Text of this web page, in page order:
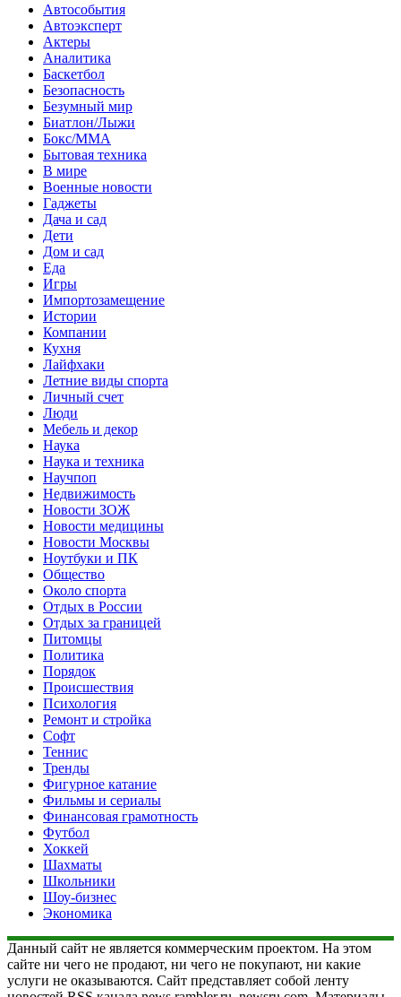
Автособытия
Автоэксперт
Актеры
Аналитика
Баскетбол
Безопасность
Безумный мир
Биатлон/Лыжи
Бокс/MMA
Бытовая техника
В мире
Военные новости
Гаджеты
Дача и сад
Дети
Дом и сад
Еда
Игры
Импортозамещение
Истории
Компании
Кухня
Лайфхаки
Летние виды спорта
Личный счет
Люди
Мебель и декор
Наука
Наука и техника
Научпоп
Недвижимость
Новости ЗОЖ
Новости медицины
Новости Москвы
Ноутбуки и ПК
Общество
Около спорта
Отдых в России
Отдых за границей
Питомцы
Политика
Порядок
Происшествия
Психология
Ремонт и стройка
Софт
Теннис
Тренды
Фигурное катание
Фильмы и сериалы
Финансовая грамотность
Футбол
Хоккей
Шахматы
Школьники
Шоу-бизнес
Экономика
Данный сайт не является коммерческим проектом. На этом
сайте ни чего не продают, ни чего не покупают, ни какие
услуги не оказываются. Сайт представляет собой ленту